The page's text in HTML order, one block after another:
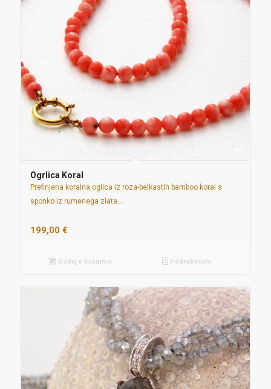
Ogrlica Koral
Prefinjena koralna oglica iz roza-belkastih bamboo koral s
sponko iz rumenega zlata.…
199,00 €
Dodaj v košarico Podrobnosti